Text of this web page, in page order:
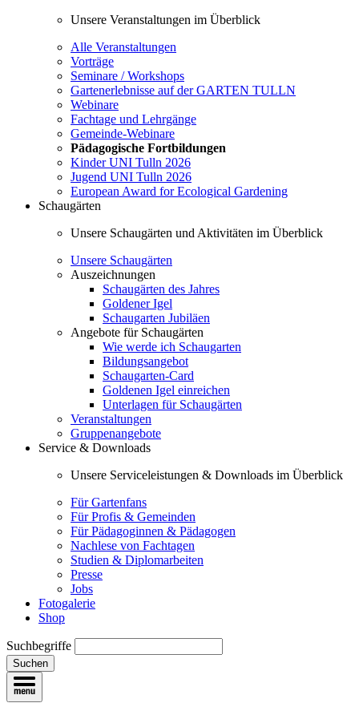
Unsere Veranstaltungen im Überblick
Alle Veranstaltungen
Vorträge
Seminare / Workshops
Gartenerlebnisse auf der GARTEN TULLN
Webinare
Fachtage und Lehrgänge
Gemeinde-Webinare
Pädagogische Fortbildungen
Kinder UNI Tulln 2026
Jugend UNI Tulln 2026
European Award for Ecological Gardening
Schaugärten
Unsere Schaugärten und Aktivitäten im Überblick
Unsere Schaugärten
Auszeichnungen
Schaugärten des Jahres
Goldener Igel
Schaugarten Jubiläen
Angebote für Schaugärten
Wie werde ich Schaugarten
Bildungsangebot
Schaugarten-Card
Goldenen Igel einreichen
Unterlagen für Schaugärten
Veranstaltungen
Gruppenangebote
Service & Downloads
Unsere Serviceleistungen & Downloads im Überblick
Für Gartenfans
Für Profis & Gemeinden
Für Pädagoginnen & Pädagogen
Nachlese von Fachtagen
Studien & Diplomarbeiten
Presse
Jobs
Fotogalerie
Shop
Suchbegriffe
Suchen